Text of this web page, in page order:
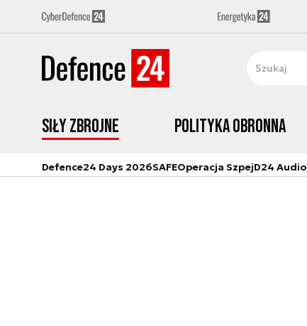
Siły zbrojne Polityka obronna
Defence24 Days 2026SAFEOperacja SzpejD24 Audio